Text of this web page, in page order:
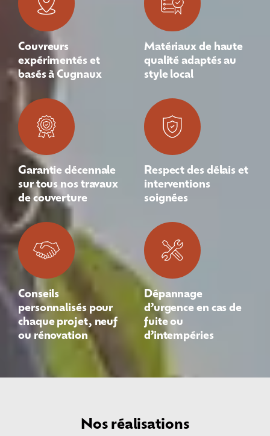
Couvreurs
expérimentés et
basés à Cugnaux
Matériaux de haute
qualité adaptés au
style local
Garantie décennale
sur tous nos travaux
de couverture
Respect des délais et
interventions
soignées
Conseils
personnalisés pour
chaque projet, neuf
ou rénovation
Dépannage
d’urgence en cas de
fuite ou
d’intempéries
Nos réalisations